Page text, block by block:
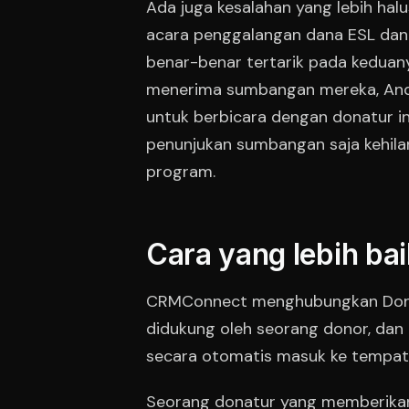
Ada juga kesalahan yang lebih
acara penggalangan dana ESL
benar-benar tertarik pada
menerima sumbangan mereka,
untuk berbicara dengan donatur
penunjukan sumbangan saja
program.
Cara yang lebih
CRMConnect menghubungkan
didukung oleh seorang donor,
secara otomatis masuk ke
Seorang donatur yang